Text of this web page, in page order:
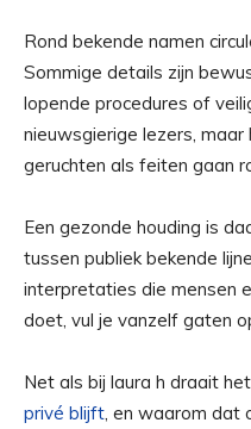
Rond bekende namen
Sommige details zijn
lopende procedures of
nieuwsgierige lezers,
geruchten als feiten gaan
Een gezonde houding is
tussen publiek bekende
interpretaties die mensen
doet, vul je vanzelf gaten
Net als bij laura h draait
privé blijft, en waarom dat